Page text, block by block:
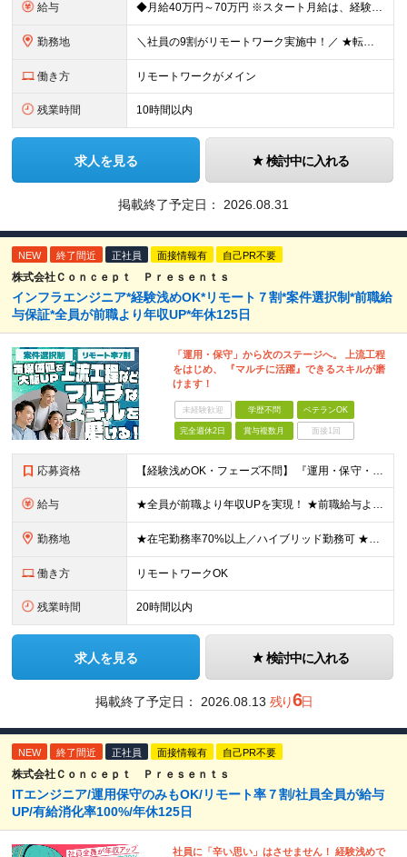
給与 ◆月給40万円～70万円 ※スタート月給は、経験・能力・前職の給与等を考慮の上で決定いたします。 ※上記金額には残業の有無に関わらず、 月30時間分の固定残業代（7万6,000円～13万3,000円
勤務地 ＼社員の9割がリモートワーク実施中！／ ★転勤ナシ！ ★UIターン歓迎！ 関東、関西、東海、九州・中国エリアの各プロジェクト先から希望を優先して決定。 ※リモート案件も多数あり！ ◆関東エリア
働き方 リモートワークがメイン
残業時間 10時間以内
求人を見る 検討中に入れる
掲載終了予定日： 2026.08.31
NEW 終了間近 正社員 面接情報有 自己PR不要
株式会社Ｃｏｎｃｅｐｔ Ｐｒｅｓｅｎｔｓ
インフラエンジニア*経験浅めOK*リモート７割*案件選択制*前職給
与保証*全員が前職より年収UP*年休125日
「運用・保守」から次のステージへ。 上流工程
をはじめ、 『マルチに活躍』できるスキルが磨
けます！
未経験歓迎 学歴不問 ベテランOK
完全週休2日 賞与複数月 面接1回
応募資格 【経験浅めOK・フェーズ不問】 『運用・保守・監視の経験しかないが、設計構築へキャリアチェンジしたい！』 『将来が見えないので、マルチなスキルを身につけたい！』 などなど、今のフェーズに悩む『意欲が
給与 ★全員が前職より年収UPを実現！ ★前職給与より120％アップ実績あり ★前職給与を最大限に考慮 ★入社4年目で年収800万円の社員も在籍！ 年俸336万円～880万円（1/12を毎月支給）＋インセ
勤務地 ★在宅勤務率70%以上／ハイブリッド勤務可 ★転勤なし 本社または一都三県のプロジェクト先（東陽町、浜松町などメインは東京23区内）にて勤務いただきます！ 【本社】 東京都荒川区西日暮里5-10-
働き方 リモートワークOK
残業時間 20時間以内
求人を見る 検討中に入れる
掲載終了予定日： 2026.08.13 残り6日
NEW 終了間近 正社員 面接情報有 自己PR不要
株式会社Ｃｏｎｃｅｐｔ Ｐｒｅｓｅｎｔｓ
ITエンジニア/運用保守のみもOK/リモート率７割/社員全員が給与
UP/有給消化率100%/年休125日
社員に「辛い思い」はさせません！ 経験浅めで